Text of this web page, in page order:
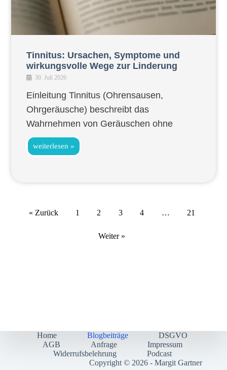
Tinnitus: Ursachen, Symptome und
wirkungsvolle Wege zur Linderung
30. Juli 2026
Einleitung Tinnitus (Ohrensausen,
Ohrgeräusche) beschreibt das
Wahrnehmen von Geräuschen ohne
weiterlesen »
« Zurück 1 2 3 4 … 21
Weiter »
Home Blogbeiträge
DSGVO
AGB
Anfrage
Impressum
Widerrufsbelehrung
Podcast
Copyright © 2026 - Margit Gartner